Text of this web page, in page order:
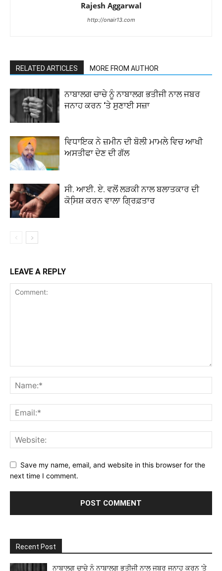
Rajesh Aggarwal
http://onair13.com
RELATED ARTICLES MORE FROM AUTHOR
ਨਾਬਾਲਗ ਚਾਚੇ ਨੂੰ ਨਾਬਾਲਗ ਭਤੀਜੀ ਨਾਲ ਜਬਰ
ਜਨਾਹ ਕਰਨ ‘ਤੇ ਸੁਣਾਈ ਸਜ਼ਾ
ਵਿਧਾਇਕ ਨੇ ਜ਼ਮੀਨ ਦੀ ਬੋਲੀ ਮਾਮਲੇ ਵਿਚ ਆਖੀ
ਅਸਤੀਫਾ ਦੇਣ ਦੀ ਗੱਲ
ਸੀ. ਆਈ. ਏ. ਵਲੋਂ ਲੜਕੀ ਨਾਲ ਬਲਾਤਕਾਰ ਦੀ
ਕੋਸਿ਼ਸ਼ ਕਰਨ ਵਾਲਾ ਗ੍ਰਿਫ਼ਤਾਰ
LEAVE A REPLY
Save my name, email, and website in this browser for the
next time I comment.
Recent Post
ਨਾਬਾਲਗ ਚਾਚੇ ਨੂੰ ਨਾਬਾਲਗ ਭਤੀਜੀ ਨਾਲ ਜਬਰ ਜਨਾਹ ਕਰਨ ‘ਤੇ